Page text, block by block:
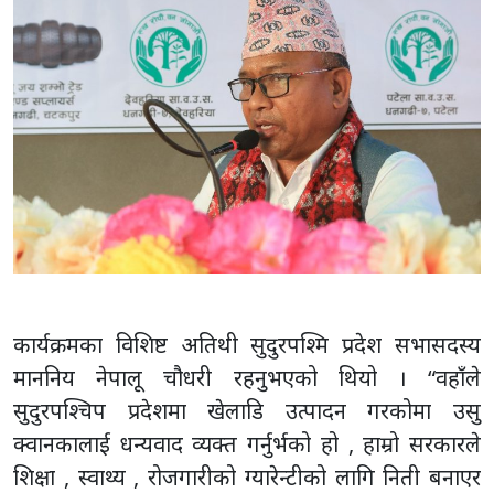
कार्यक्रमका विशिष्ट अतिथी सुदुरपश्मि प्रदेश सभासदस्य
माननिय नेपालू चौधरी रहनुभएको थियो । “वहाँले
सुदुरपश्चिप प्रदेशमा खेलाडि उत्पादन गरकोमा उसु
क्वानकालाई धन्यवाद व्यक्त गर्नुर्भको हो , हाम्रो सरकारले
शिक्षा , स्वाथ्य , रोजगारीको ग्यारेन्टीको लागि निती बनाएर